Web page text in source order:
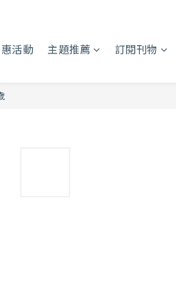
活動 主題推薦 訂閱刊物